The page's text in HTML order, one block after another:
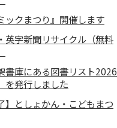
ックまつり』開催します
英字新聞リサイクル（無料
書庫にある図書リスト2026
を発行しました
】としょかん・こどもまつ